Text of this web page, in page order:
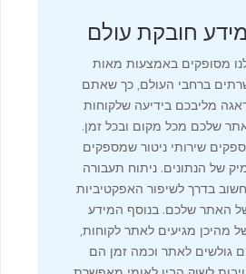
חובקת עולם
מסופקים באמצעות מאות
ברחבי העולם, כך שאתם
מליבכם בידיעה שלקוחות
שלכם מכל מקום ובכל זמן.
שירותי ניטור שמספקים
של הנתונים. ניתוח תעבורה
בדרך לשיפור האפקטיביות
של האתר שלכם. בנוסף המידע
מהיכן מגיעים לאתר לקוחות,
גולשים לאתר וכמה זמן הם